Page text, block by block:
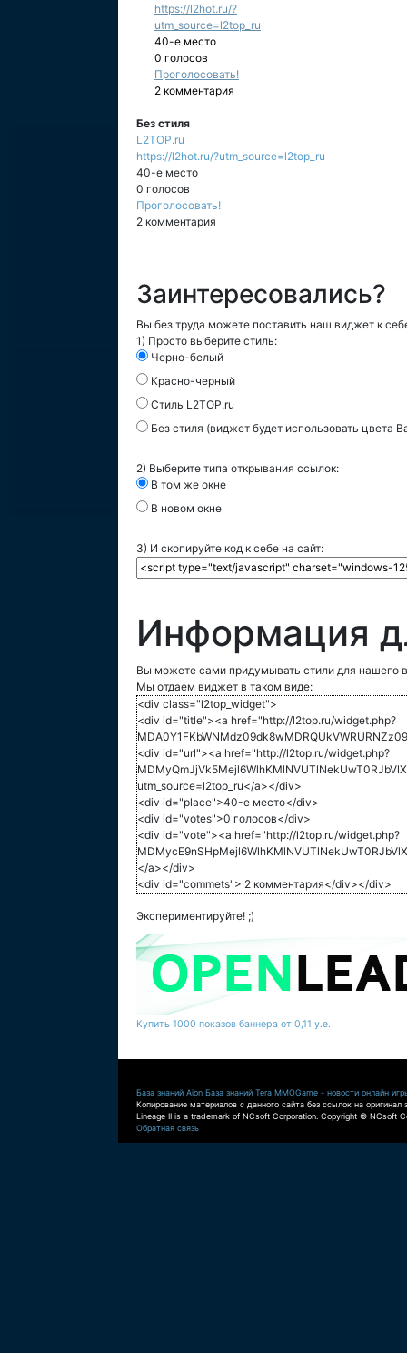
https://l2hot.ru/?
utm_source=l2top_ru
40-е место
0 голосов
Проголосовать!
2 комментария
Без стиля
L2TOP.ru
https://l2hot.ru/?utm_source=l2top_ru
40-е место
0 голосов
Проголосовать!
2 комментария
Заинтересовались?
Вы без труда можете поставить наш виджет к
1) Просто выберите стиль:
Черно-белый
Красно-черный
Стиль L2TOP.ru
Без стиля (виджет будет использовать цвета
2) Выберите типа открывания ссылок:
В том же окне
В новом окне
3) И скопируйте код к себе на сайт:
Информация
Вы можете сами придумывать стили для нашего
Мы отдаем виджет в таком виде:
<div class="l2top_widget">
<div id="title"><a href="http://l2top.ru/widget.php?
<div id="url"><a href="http://l2top.ru/widget.php?
utm_source=l2top_ru</a></div>
<div id="place">40-е место</div>
<div id="votes">0 голосов</div>
<div id="vote"><a href="http://l2top.ru/widget.php?
</a></div>
<div id="commets"> 2 комментария</div></div>
Экспериментируйте! ;)
Купить 1000 показов баннера от 0,11 у.е.
База знаний Aion База знаний Tera MMOGame - новости онлайн
Копирование материалов с данного сайта без ссылок на оригинал
Lineage II is a trademark of NCsoft Corporation. Copyright © NCsoft
Обратная связь